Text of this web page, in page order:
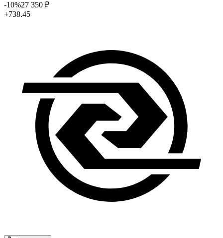
-10%27 350 ₽
+738.45